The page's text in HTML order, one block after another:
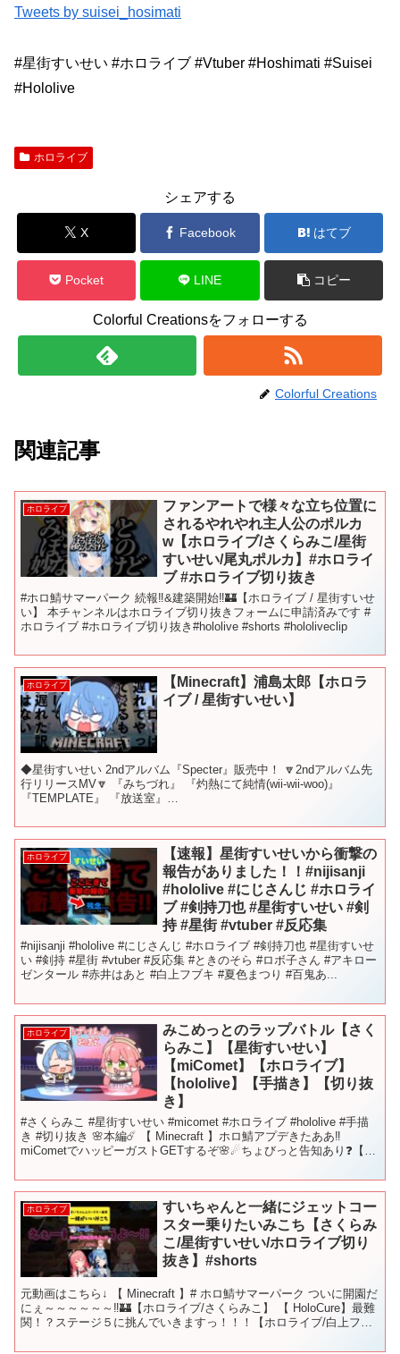
Tweets by suisei_hosimati
#星街すいせい #ホロライブ #Vtuber #Hoshimati #Suisei
#Hololive
ホロライブ
シェアする
X Facebook はてブ
Pocket LINE コピー
Colorful Creationsをフォローする
Colorful Creations
関連記事
ホロライブ
ファンアートで様々な立ち位置に
されるやれやれ主人公のポルカ
w【ホロライブ/さくらみこ/星街
すいせい/尾丸ポルカ】#ホロライ
ブ #ホロライブ切り抜き
#ホロ鯖サマーパーク 続報‼&建築開始‼🏰【ホロライブ / 星街すいせ
い】 本チャンネルはホロライブ切り抜きフォームに申請済みです #
ホロライブ #ホロライブ切り抜き#hololive #shorts #hololiveclip
ホロライブ
【Minecraft】浦島太郎【ホロラ
イブ / 星街すいせい】
◆星街すいせい 2ndアルバム『Specter』販売中！ 🔽2ndアルバム先
行リリースMV🔽 『みちづれ』 『灼熱にて純情(wii-wii-woo)』
『TEMPLATE』 『放送室』
ホロライブ
【速報】星街すいせいから衝撃の
報告がありました！！#nijisanji
#hololive #にじさんじ #ホロライ
ブ #剣持刀也 #星街すいせい #剣
持 #星街 #vtuber #反応集
#nijisanji #hololive #にじさんじ #ホロライブ #剣持刀也 #星街すいせ
い #剣持 #星街 #vtuber #反応集 #ときのそら #ロボ子さん #アキロー
ゼンタール #赤井はあと #白上フブキ #夏色まつり #百鬼あ...
ホロライブ
みこめっとのラップバトル【さく
らみこ】【星街すいせい】
【miComet】【ホロライブ】
【hololive】【手描き】【切り抜
き】
#さくらみこ #星街すいせい #micomet #ホロライブ #hololive #手描
き #切り抜き 🌸本編☄️ 【 Minecraft 】ホロ鯖アプデきたああ‼
miCometでハッピーガストGETするぞ🌸☄ちょびっと告知あり❓【ホ
ホロライブ
すいちゃんと一緒にジェットコー
スター乗りたいみこち【さくらみ
こ/星街すいせい/ホロライブ切り
抜き】#shorts
元動画はこちら↓ 【 Minecraft 】# ホロ鯖サマーパーク ついに開園だ
にぇ～～～～～～‼🏰【ホロライブ/さくらみこ】 【 HoloCure】最難
関！？ステージ５に挑んでいきますっ！！！【ホロライブ/白上フブ